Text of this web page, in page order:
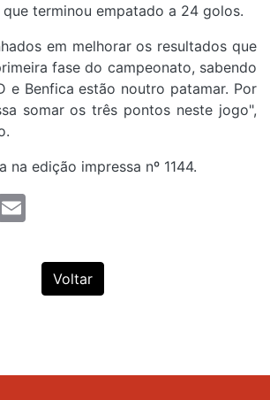
que terminou empatado a 24 golos.
em melhorar os resultados que
fase do campeonato, sabendo
e Benfica estão noutro patamar. Por
somar os três pontos neste jogo",
na edição impressa nº 1144.
Voltar